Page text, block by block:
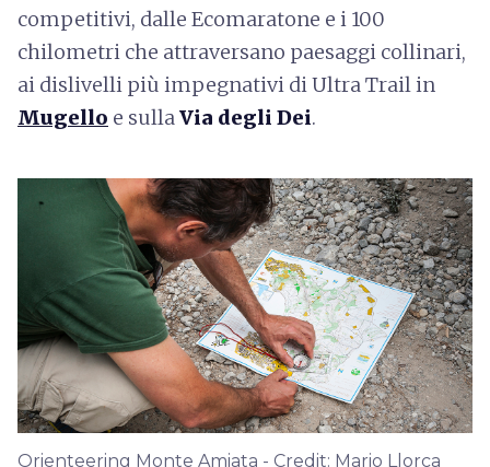
competitivi, dalle Ecomaratone e i 100
chilometri che attraversano paesaggi collinari,
ai dislivelli più impegnativi di Ultra Trail in
Mugello e sullaVia degli Dei.
Orienteering Monte Amiata - Credit: Mario Llorca